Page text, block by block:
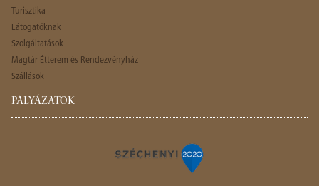
Turisztika
Látogatóknak
Szolgáltatások
Magtár Étterem és Rendezvényház
Szállások
PÁLYÁZATOK